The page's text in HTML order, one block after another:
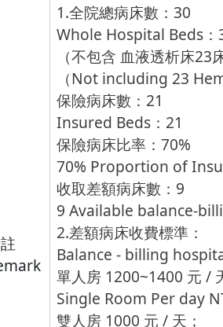
1.全院總病床數：30
Whole Hospital Beds：
（不包含 血液透析床23床
（Not including 23
保險病床數：21
Insured Beds：21
保險病床比率：70%
70% Proportion of
收取差額病床數：9
9 Available balance-
2.差額病床收費標準：
Balance - billing
單人房 1200~1400 元 /
Single Room Per day
雙人房 1000 元 / 天；